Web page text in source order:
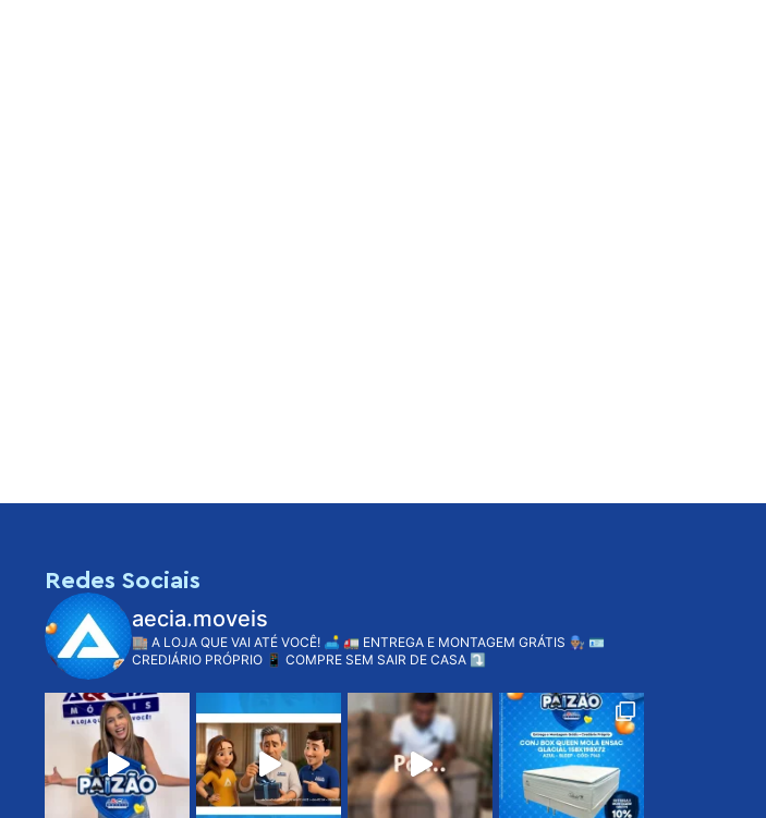
Redes Sociais
aecia.moveis
🏬 A LOJA QUE VAI ATÉ VOCÊ! 🛋️ 🚛 ENTREGA E MONTAGEM GRÁTIS 👨🏽‍🔧 🪪
CREDIÁRIO PRÓPRIO 📱 COMPRE SEM SAIR DE CASA ⤵️